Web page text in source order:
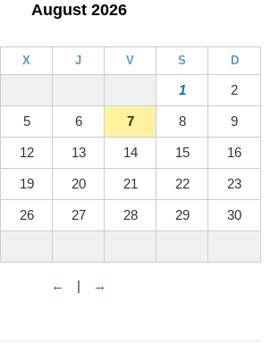
August 2026
X J V S D
1 2
5 6 7 8 9
12 13 14 15 16
19 20 21 22 23
26 27 28 29 30
← | →